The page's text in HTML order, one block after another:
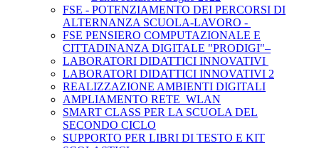
FSE - POTENZIAMENTO DEI PERCORSI DI
ALTERNANZA SCUOLA-LAVORO -
FSE PENSIERO COMPUTAZIONALE E
CITTADINANZA DIGITALE "PRODIGI"–
LABORATORI DIDATTICI INNOVATIVI
LABORATORI DIDATTICI INNOVATIVI 2
REALIZZAZIONE AMBIENTI DIGITALI
AMPLIAMENTO RETE WLAN
SMART CLASS PER LA SCUOLA DEL
SECONDO CICLO
SUPPORTO PER LIBRI DI TESTO E KIT